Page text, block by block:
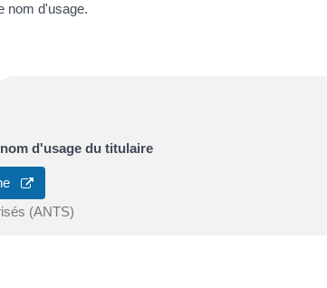
nom d'usage.
d'usage du titulaire
(ANTS)